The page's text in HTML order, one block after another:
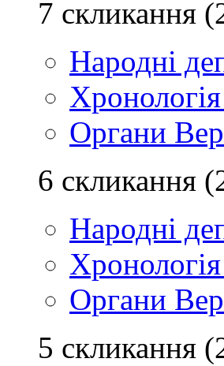
7 скликання
Народні
Органи
6 скликання
Народні
Органи
5 скликання